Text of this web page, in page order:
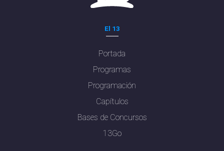
El 13
Portada
Programas
Programación
Capítulos
Bases de Concursos
13Go